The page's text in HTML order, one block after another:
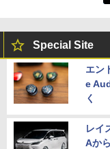
Special Site
エン
e
く
レイ
Aか